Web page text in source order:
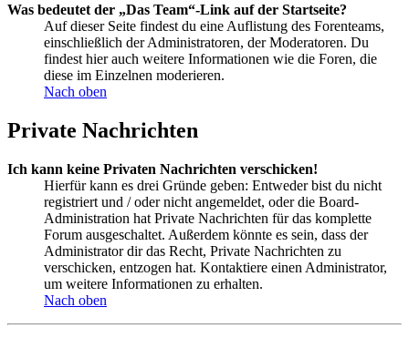
Was bedeutet der „Das Team“-Link auf der Startseite?
Auf dieser Seite findest du eine Auflistung des Forenteams,
einschließlich der Administratoren, der Moderatoren. Du
findest hier auch weitere Informationen wie die Foren, die
diese im Einzelnen moderieren.
Nach oben
Private Nachrichten
Ich kann keine Privaten Nachrichten verschicken!
Hierfür kann es drei Gründe geben: Entweder bist du nicht
registriert und / oder nicht angemeldet, oder die Board-
Administration hat Private Nachrichten für das komplette
Forum ausgeschaltet. Außerdem könnte es sein, dass der
Administrator dir das Recht, Private Nachrichten zu
verschicken, entzogen hat. Kontaktiere einen Administrator,
um weitere Informationen zu erhalten.
Nach oben